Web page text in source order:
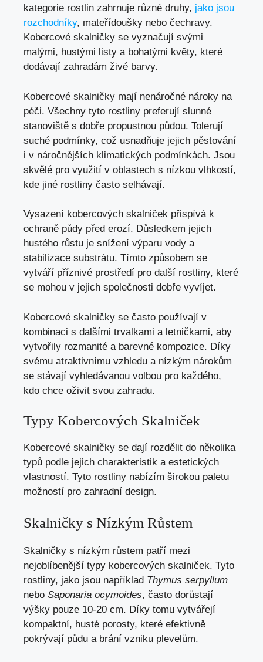
kategorie rostlin zahrnuje různé druhy, jako jsou
rozchodníky, mateřídoušky nebo čechravy.
Kobercové skalničky se vyznačují svými
malými, hustými listy a bohatými květy, které
dodávají zahradám živé barvy.
Kobercové skalničky mají nenáročné nároky na
péči. Všechny tyto rostliny preferují slunné
stanoviště s dobře propustnou půdou. Tolerují
suché podmínky, což usnadňuje jejich pěstování
i v náročnějších klimatických podmínkách. Jsou
skvělé pro využití v oblastech s nízkou vlhkostí,
kde jiné rostliny často selhávají.
Vysazení kobercových skalniček přispívá k
ochraně půdy před erozí. Důsledkem jejich
hustého růstu je snížení výparu vody a
stabilizace substrátu. Tímto způsobem se
vytváří příznivé prostředí pro další rostliny, které
se mohou v jejich společnosti dobře vyvíjet.
Kobercové skalničky se často používají v
kombinaci s dalšími trvalkami a letničkami, aby
vytvořily rozmanité a barevné kompozice. Díky
svému atraktivnímu vzhledu a nízkým nárokům
se stávají vyhledávanou volbou pro každého,
kdo chce oživit svou zahradu.
Typy Kobercových Skalniček
Kobercové skalničky se dají rozdělit do několika
typů podle jejich charakteristik a estetických
vlastností. Tyto rostliny nabízím širokou paletu
možností pro zahradní design.
Skalničky s Nízkým Růstem
Skalničky s nízkým růstem patří mezi
nejoblíbenější typy kobercových skalniček. Tyto
rostliny, jako jsou například Thymus serpyllum
nebo Saponaria ocymoides, často dorůstají
výšky pouze 10-20 cm. Díky tomu vytvářejí
kompaktní, husté porosty, které efektivně
pokrývají půdu a brání vzniku plevelům.